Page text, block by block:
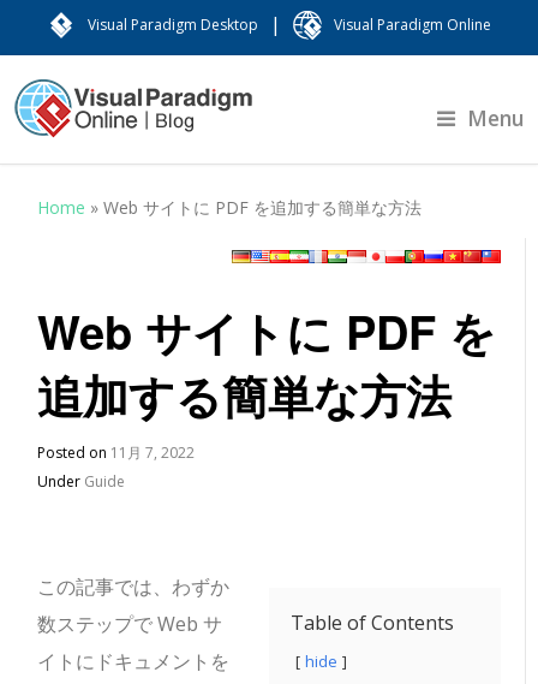
Visual Paradigm Desktop | Visual Paradigm Online
Menu
Home »Web サイトに PDF を追加する簡単な方法
Web サイトに PDF を
追加する簡単な方法
Posted on 11月 7, 2022
Under Guide
Table of Contents
hide
この記事では、わずか
数ステップで Web サ
イトにドキュメントを